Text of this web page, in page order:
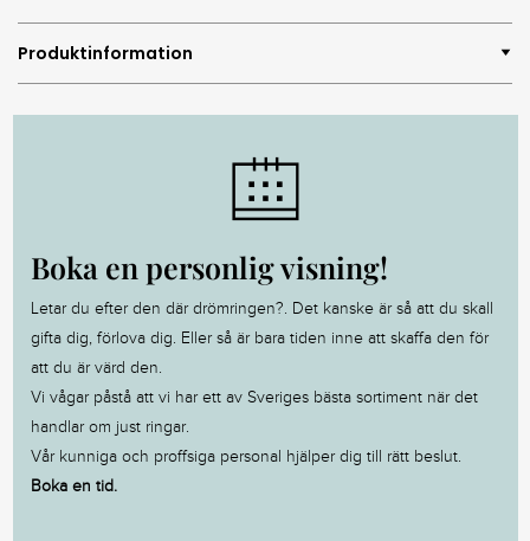
Produktinformation
Boka en personlig visning!
Letar du efter den där drömringen?. Det kanske är så att du skall
gifta dig, förlova dig. Eller så är bara tiden inne att skaffa den för
att du är värd den.
Vi vågar påstå att vi har ett av Sveriges bästa sortiment när det
handlar om just ringar.
Vår kunniga och proffsiga personal hjälper dig till rätt beslut.
Boka en tid.